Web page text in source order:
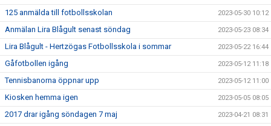
125 anmälda till fotbollsskolan 2023-05-30 10:12
Anmälan Lira Blågult senast söndag 2023-05-23 08:34
Lira Blågult - Hertzögas Fotbollsskola i sommar 2023-05-22 16:44
Gåfotbollen igång 2023-05-12 11:18
Tennisbanorna öppnar upp 2023-05-12 11:00
Kiosken hemma igen 2023-05-05 08:05
2017 drar igång söndagen 7 maj 2023-04-21 08:31